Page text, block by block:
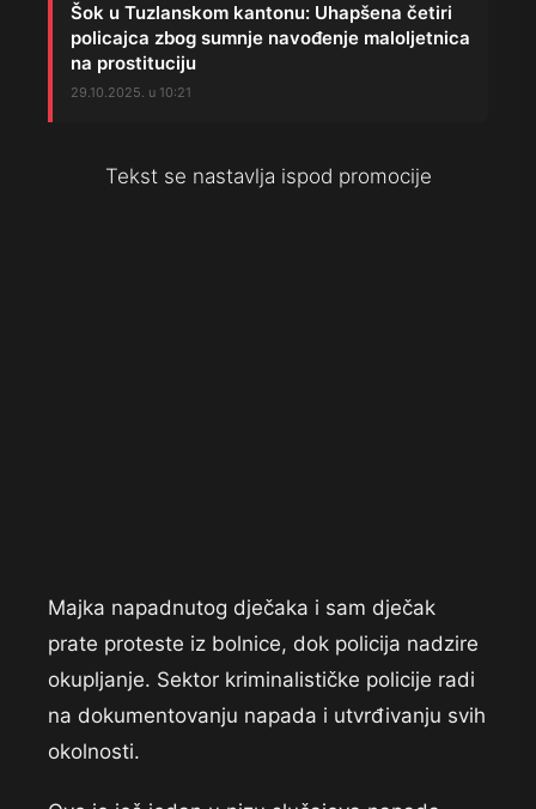
Šok u Tuzlanskom kantonu: Uhapšena četiri
policajca zbog sumnje navođenje maloljetnica
na prostituciju
29.10.2025. u 10:21
Tekst se nastavlja ispod promocije
Majka napadnutog dječaka i sam dječak
prate proteste iz bolnice, dok policija nadzire
okupljanje. Sektor kriminalističke policije radi
na dokumentovanju napada i utvrđivanju svih
okolnosti.